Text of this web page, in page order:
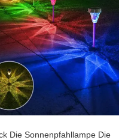
Die Sonnenpfahllampe Die